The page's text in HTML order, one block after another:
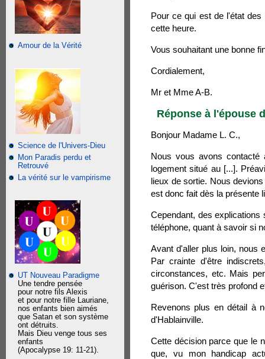
Amour de la Vérité
Science de l'Univers-Dieu
Mon Paradis perdu et
Retrouvé
La vérité sur le vampirisme
UT Nouveau Paradigme
Une tendre pensée
pour notre fils Alexis
et pour notre fille Lauriane,
nos enfants bien aimés
que Satan et son système
ont détruits.
Mais Dieu venge tous ses
enfants
(Apocalypse 19: 11-21).
Pour ce qui est de l'état
cette heure.
Vous souhaitant une bonne
Cordialement,
Mr et Mme A-B.
Réponse à l'épouse
Bonjour Madame L. C.,
Nous vous avons contacté
logement situé au [...].
lieux de sortie. Nous
est donc fait dès la présente
Cependant, des
téléphone, quant à savoir si
Avant d'aller plus loin, nous
Par crainte d'être
circonstances, etc. Mais
guérison. C'est très profond
Revenons plus en détail à
d'Hablainville.
Cette décision parce que le
que, vu mon handicap